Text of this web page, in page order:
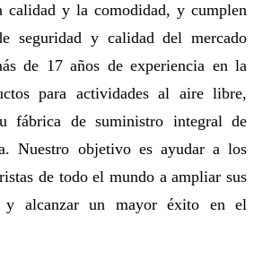
calidad y la comodidad, y cumplen
seguridad y calidad del mercado
de 17 años de experiencia en la
para actividades al aire libre,
fábrica de suministro integral de
Nuestro objetivo es ayudar a los
de todo el mundo a ampliar sus
y alcanzar un mayor éxito en el